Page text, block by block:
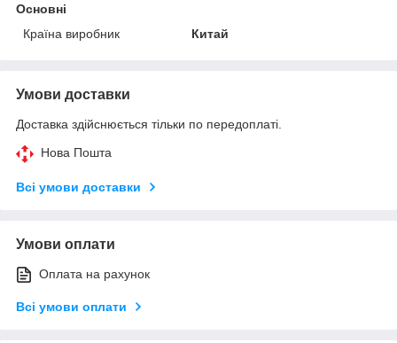
Основні
Країна виробник
Китай
Умови доставки
Доставка здійснюється тільки по передоплаті.
Нова Пошта
Всі умови доставки
Умови оплати
Оплата на рахунок
Всі умови оплати